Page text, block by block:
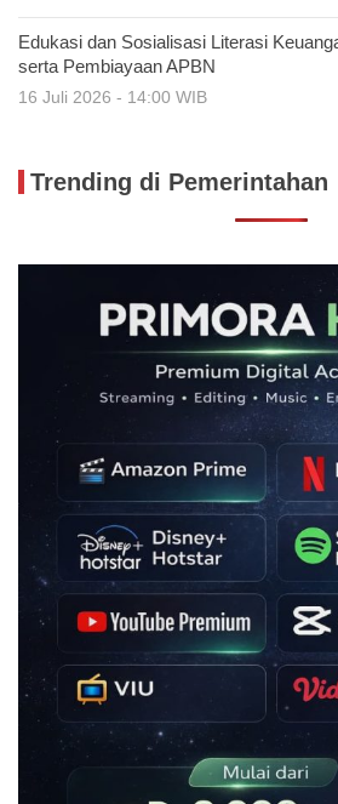
Edukasi dan Sosialisasi Literasi
serta Pembiayaan APBN
16 Juli 2026 - 14:00 WIB
Trending di Pemerintahan